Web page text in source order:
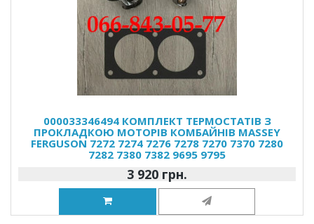
000033346494 КОМПЛЕКТ ТЕРМОСТАТІВ З
ПРОКЛАДКОЮ МОТОРІВ КОМБАЙНІВ MASSEY
FERGUSON 7272 7274 7276 7278 7270 7370 7280
7282 7380 7382 9695 9795
3 920 грн.